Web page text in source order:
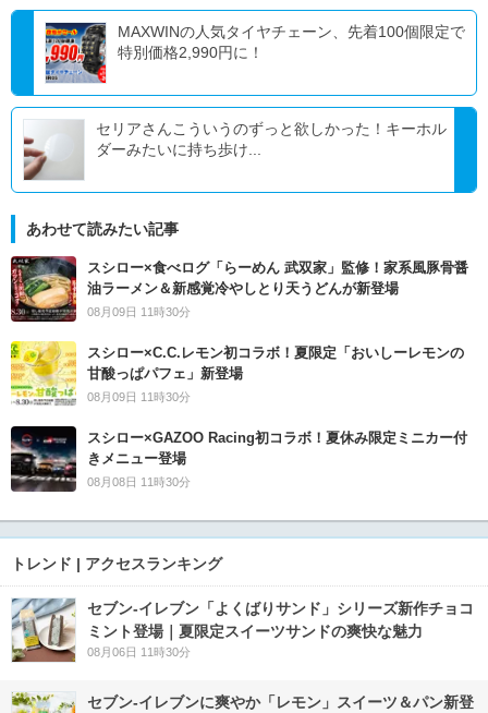
MAXWINの人気タイヤチェーン、先着100個限定で
特別価格2,990円に！
セリアさんこういうのずっと欲しかった！キーホル
ダーみたいに持ち歩け...
あわせて読みたい記事
スシロー×食べログ「らーめん 武双家」監修！家系風豚骨醤
油ラーメン＆新感覚冷やしとり天うどんが新登場
08月09日 11時30分
スシロー×C.C.レモン初コラボ！夏限定「おいしーレモンの
甘酸っぱパフェ」新登場
08月09日 11時30分
スシロー×GAZOO Racing初コラボ！夏休み限定ミニカー付
きメニュー登場
08月08日 11時30分
トレンド | アクセスランキング
セブン‐イレブン「よくばりサンド」シリーズ新作チョコ
ミント登場｜夏限定スイーツサンドの爽快な魅力
08月06日 11時30分
セブン‐イレブンに爽やか「レモン」スイーツ＆パン新登